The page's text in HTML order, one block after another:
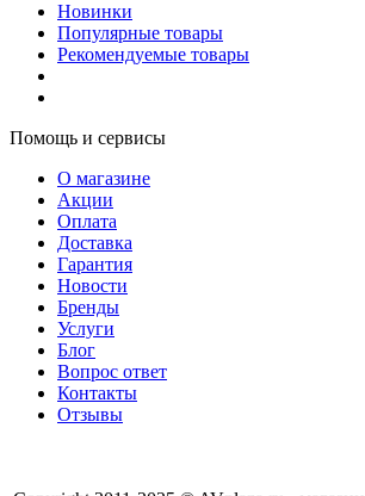
Новинки
Популярные товары
Рекомендуемые товары
Помощь и сервисы
О магазине
Акции
Оплата
Доставка
Гарантия
Новости
Бренды
Услуги
Блог
Вопрос ответ
Контакты
Отзывы